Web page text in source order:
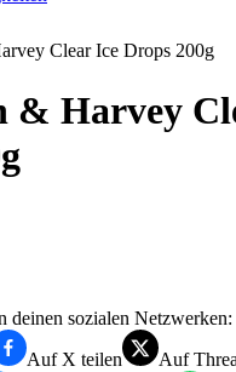
Clear Ice Drops 200g
& Harvey
deinen sozialen Netzwerken:
Auf X teilen
Auf